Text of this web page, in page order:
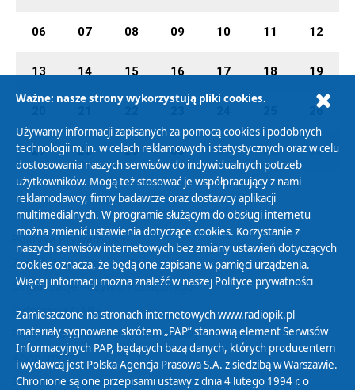
06 07 08 09 10 11 12
13 14 15 16 17 18 19
26
27 28 29 30 01 02 03
Polityka Prywatności
Zasady korzystania z Serwisu
Organizacje Pożytku Publicznego
Cyfryzacja DAB+
Polityka ochrony danych osobowych
Abonament
Zamówienia publiczne
Ważne: nasze strony wykorzystują pliki cookies.
Używamy informacji zapisanych za pomocą cookies i podobnych
technologii m.in. w celach reklamowych i statystycznych oraz w celu
dostosowania naszych serwisów do indywidualnych potrzeb
użytkowników. Mogą też stosować je współpracujący z nami
reklamodawcy, firmy badawcze oraz dostawcy aplikacji
multimedialnych. W programie służącym do obsługi internetu
można zmienić ustawienia dotyczące cookies. Korzystanie z
naszych serwisów internetowych bez zmiany ustawień dotyczących
cookies oznacza, że będą one zapisane w pamięci urządzenia.
Więcej informacji można znaleźć w naszej Polityce prywatności
Zamieszczone na stronach internetowych www.radiopik.pl
materiały sygnowane skrótem „PAP” stanowią element Serwisów
Informacyjnych PAP, będących bazą danych, których producentem
i wydawcą jest Polska Agencja Prasowa S.A. z siedzibą w Warszawie.
Chronione są one przepisami ustawy z dnia 4 lutego 1994 r. o